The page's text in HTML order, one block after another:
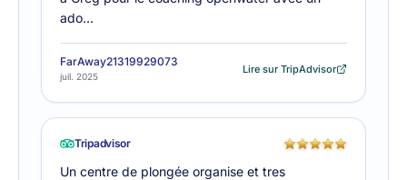
ado…
FarAway21319929073
juil. 2025
Lire sur TripAdvisor
Tripadvisor
Un centre de plongée organise et tres